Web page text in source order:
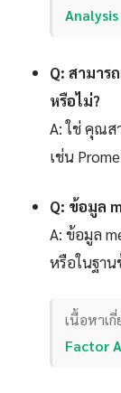
Q: สามาร
หรือไม่?
A: ใช่ คุณส
เช่น
Q: ข้อมูล
A: ข้อมูล
หรือในฐา
เนื้อหาเ
Factor